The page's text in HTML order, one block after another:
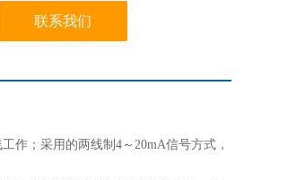
联系我们
作；采用的两线制4～20mA信号方式，